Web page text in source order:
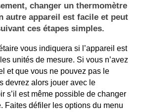
changer un thermomètre
autre appareil est facile et peut
ces étapes simples.
vous indiquera si l’appareil est
unités de mesure. Si vous n’avez
et que vous ne pouvez pas le
devrez alors jouer avec le
s’il est même possible de changer
Faites défiler les options du menu